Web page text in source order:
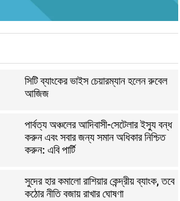
সিটি ব্যাংকের ভাইস চেয়ারম্যান হলেন রুবেল
আজিজ
পার্বত্য অঞ্চলের আদিবাসী-সেটেলার ইস্যু বন্ধ
করুন এবং সবার জন্য সমান অধিকার নিশ্চিত
করুন: এবি পার্টি
সুদের হার কমালো রাশিয়ার কেন্দ্রীয় ব্যাংক, তবে
কঠোর নীতি বজায় রাখার ঘোষণা